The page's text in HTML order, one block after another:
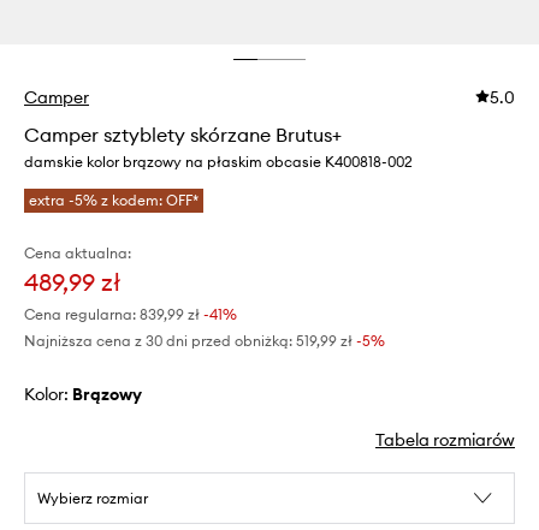
Camper 5.0
Camper sztyblety skórzane Brutus+
damskie kolor brązowy na płaskim obcasie K400818-002
extra -5% z kodem: OFF*
Cena aktualna:
489,99 zł
Cena regularna: 839,99 zł -41%
Najniższa cena z 30 dni przed obniżką: 519,99 zł -5%
Kolor: brązowy
Tabela rozmiarów
Wybierz rozmiar